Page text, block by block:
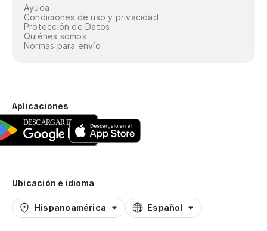
Ayuda
Condiciones de uso y privacidad
Protección de Datos
Quiénes somos
Normas para envío
Aplicaciones
Ubicación e idioma
Hispanoamérica Español